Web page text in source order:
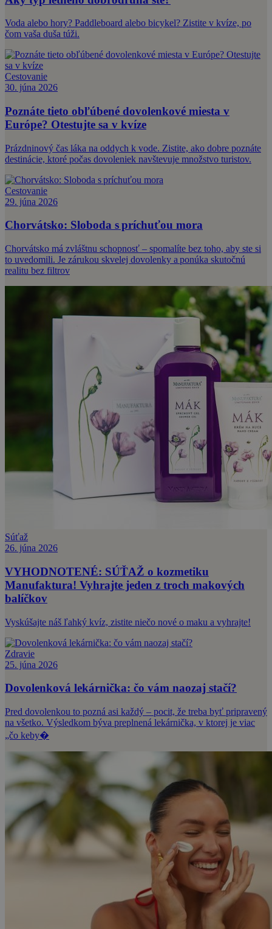
Voda alebo hory? Paddleboard alebo bicykel? Zistite v kvíze, po
čom vaša duša túži.
Cestovanie
30. júna 2026
Poznáte tieto obľúbené dovolenkové miesta v
Európe? Otestujte sa v kvíze
Prázdninový čas láka na oddych k vode. Zistite, ako dobre poznáte
destinácie, ktoré počas dovoleniek navštevuje množstvo turistov.
Cestovanie
29. júna 2026
Chorvátsko: Sloboda s príchuťou mora
Chorvátsko má zvláštnu schopnosť – spomalíte bez toho, aby ste si
to uvedomili. Je zárukou skvelej dovolenky a ponúka skutočnú
realitu bez filtrov
Súťaž
26. júna 2026
VYHODNOTENÉ: SÚŤAŽ o kozmetiku
Manufaktura! Vyhrajte jeden z troch makových
balíčkov
Vyskúšajte náš ľahký kvíz, zistite niečo nové o maku a vyhrajte!
Zdravie
25. júna 2026
Dovolenková lekárnička: čo vám naozaj stačí?
Pred dovolenkou to pozná asi každý – pocit, že treba byť pripravený
na všetko. Výsledkom býva preplnená lekárnička, v ktorej je viac
„čo keby�